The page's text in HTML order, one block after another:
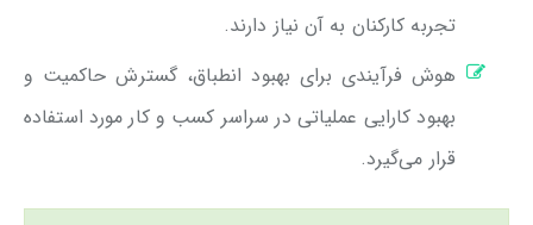
تجربه کارکنان به آن نیاز دارند.
هوش فرآیندی برای بهبود انطباق، گسترش حاکمیت و
بهبود کارایی عملیاتی در سراسر کسب و کار مورد استفاده
قرار می‌گیرد.